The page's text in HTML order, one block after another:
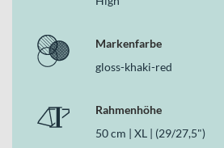
Leistungsstarker Bosch
85Nm für anspruchsvolle Anstiege
Bosch PowerTube Akku mit
RockShox Psylo Gold RC Gabel mit
hohe Kontrolle im Gelände
Markenfarbe
gloss-khaki-red
Rahmenhöhe
50 cm | XL | (29/27,5")